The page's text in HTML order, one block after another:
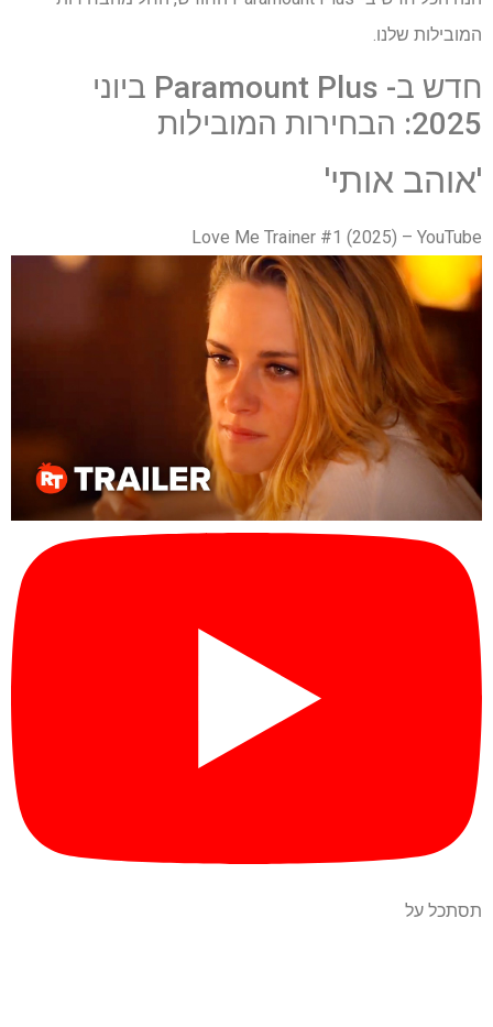
המובילות שלנו.
חדש ב- Paramount Plus ביוני
2025: הבחירות המובילות
'אוהב אותי'
Love Me Trainer #1 (2025) – YouTube
תסתכל על